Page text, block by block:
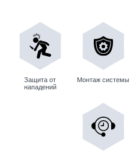
Защита от
нападений
Монтаж системы